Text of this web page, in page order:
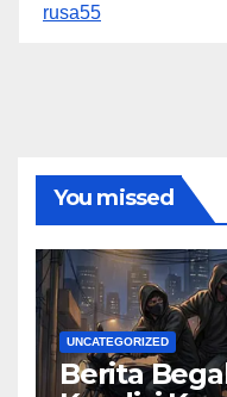
rusa55
You missed
UNCATEGORIZED
Berita